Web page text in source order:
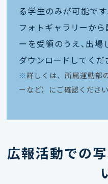
る学生のみが可能で
フォトギャラリーか
ーを受領のうえ､出場
ダウンロードしてくだ
※ 詳しくは、所属運動部
ーなど）にご確認ください
広報活動での